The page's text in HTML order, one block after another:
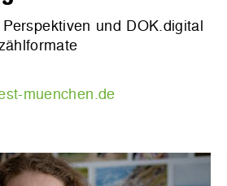
und DOK.digital
muenchen.de